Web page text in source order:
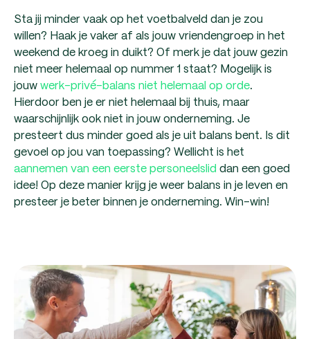
Sta jij minder vaak op het voetbalveld dan je zou
willen? Haak je vaker af als jouw vriendengroep in het
weekend de kroeg in duikt? Of merk je dat jouw gezin
niet meer helemaal op nummer 1 staat? Mogelijk is
jouwwerk-privé-balans niet helemaal op orde.
Hierdoor ben je er niet helemaal bij thuis, maar
waarschijnlijk ook niet in jouw onderneming. Je
presteert dus minder goed als je uit balans bent. Is dit
gevoel op jou van toepassing? Wellicht is het
aannemen van een eerste personeelslid dan een goed
idee! Op deze manier krijg je weer balans in je leven en
presteer je beter binnen je onderneming. Win-win!